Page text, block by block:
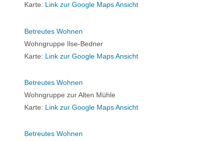
Karte: Link zur Google Maps Ansicht
Betreutes Wohnen
Wohngruppe Ilse-Bedner
Karte: Link zur Google Maps Ansicht
Betreutes Wohnen
Wohngruppe zur Alten Mühle
Karte: Link zur Google Maps Ansicht
Betreutes Wohnen